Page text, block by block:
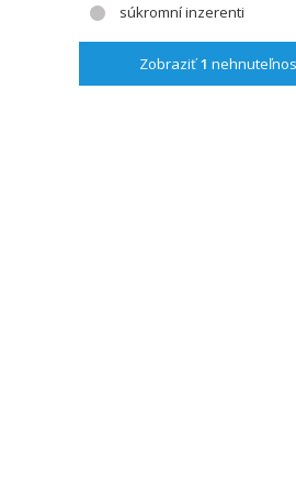
súkromní inzerenti
Zobraziť1